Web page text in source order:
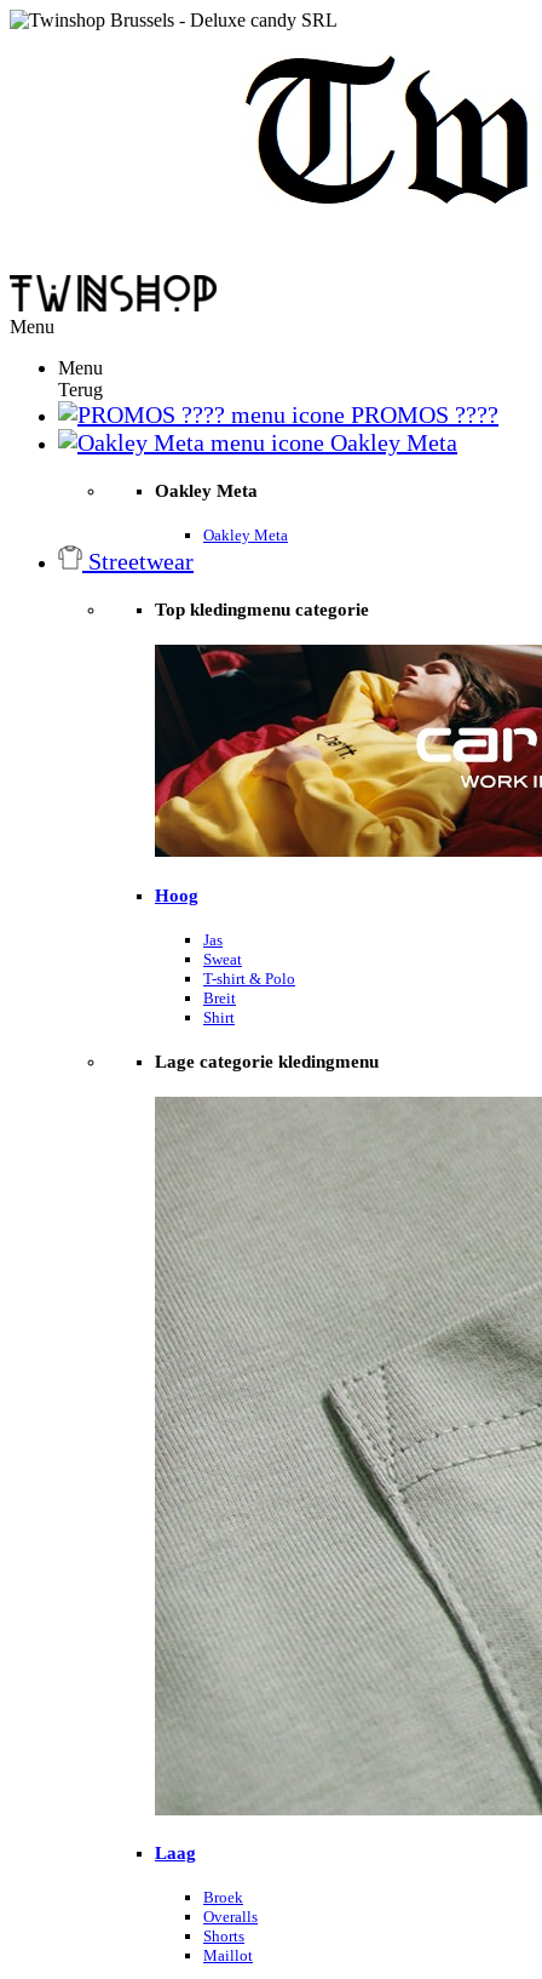
Menu
Menu
Terug
PROMOS ????
Oakley Meta
Oakley Meta
Oakley Meta
Streetwear
Top kledingmenu categorie
Hoog
Jas
Sweat
T-shirt & Polo
Breit
Shirt
Lage categorie kledingmenu
Laag
Broek
Overalls
Shorts
Maillot